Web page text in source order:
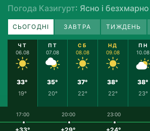
Погода Казигурт: Ясно і безхмарно
СЬОГОДНІ ЗАВТРА ТИЖДЕНЬ
ЧТ
06.08
33°
19°
ПТ
07.08
35°
20°
СБ
08.08
37°
22°
НД
09.08
38°
22°
ПН
10.08
38°
23°
17:00 20:00 23:00